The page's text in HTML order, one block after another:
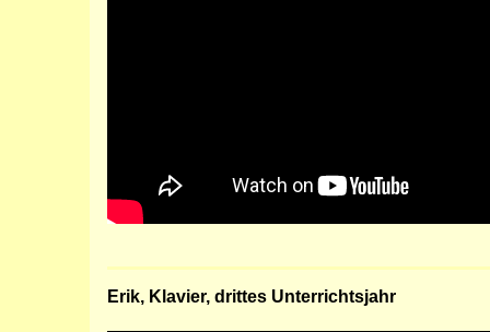
Erik, Klavier, drittes Unterrichtsjahr